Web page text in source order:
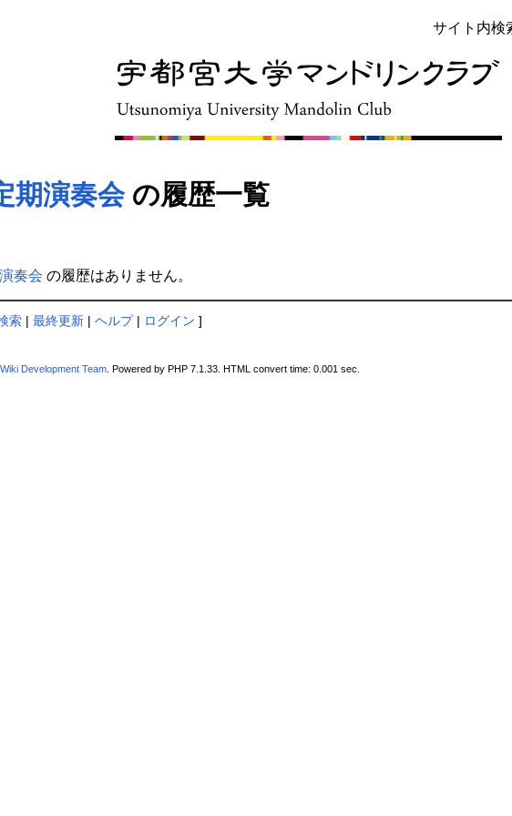
サイト内検
期演奏会の履歴一覧
奏会 の履歴はありません。
索 | 最終更新 | ヘルプ| ログイン ]
Development Team . Powered by PHP 7.1.33. HTML convert time: 0.001 sec.